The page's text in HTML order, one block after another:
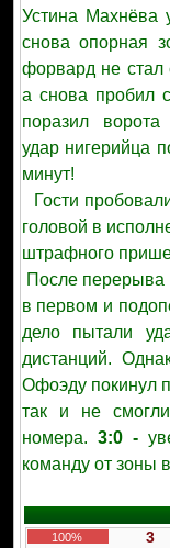
Устина Махнёва
снова опорная
форвард не стал
а снова пробил
поразил
удар нигерийца
минут!
Гости
головой в
штрафного
После перерыва
в первом и
дело пытали
дистанций.
Офоэду покинул
так и не смогли
номера. 3:0 -
команду от зоны
100% 3